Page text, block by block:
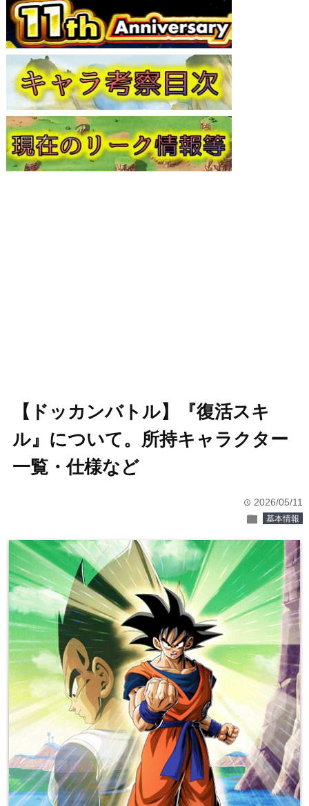
【ドッカンバトル】『復活スキ
ル』について。所持キャラクター
一覧・仕様など
time 2026/05/11
folder 基本情報